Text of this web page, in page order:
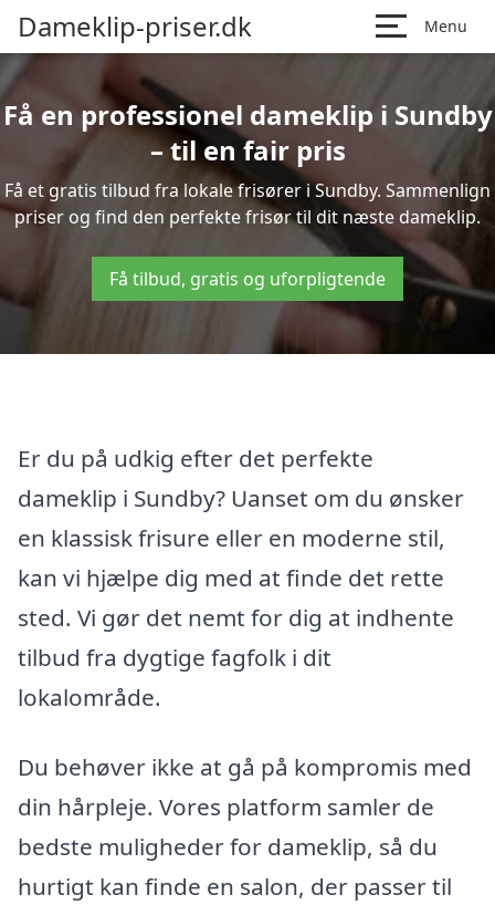
Dameklip-priser.dk Menu
Få en professionel dameklip i Sundby
– til en fair pris
Få et gratis tilbud fra lokale frisører i Sundby. Sammenlign
priser og find den perfekte frisør til dit næste dameklip.
Få tilbud, gratis og uforpligtende
Er du på udkig efter det perfekte
dameklip i Sundby? Uanset om du ønsker
en klassisk frisure eller en moderne stil,
kan vi hjælpe dig med at finde det rette
sted. Vi gør det nemt for dig at indhente
tilbud fra dygtige fagfolk i dit
lokalområde.
Du behøver ikke at gå på kompromis med
din hårpleje. Vores platform samler de
bedste muligheder for dameklip, så du
hurtigt kan finde en salon, der passer til